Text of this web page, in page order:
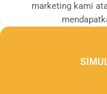
marketing kami